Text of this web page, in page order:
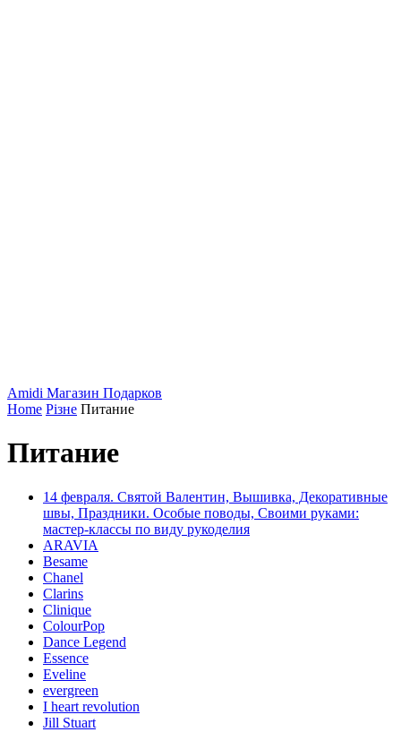
Amidi Магазин Подарков
Home Різне Питание
Питание
14 февраля. Святой Валентин, Вышивка, Декоративные
швы, Праздники. Особые поводы, Своими руками:
мастер-классы по виду рукоделия
ARAVIA
Besame
Chanel
Clarins
Clinique
ColourPop
Dance Legend
Essence
Eveline
evergreen
I heart revolution
Jill Stuart